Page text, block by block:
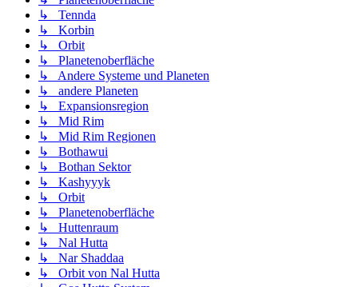
↳ Tennda
↳ Korbin
↳ Orbit
↳ Planetenoberfläche
↳ Andere Systeme und Planeten
↳ andere Planeten
↳ Expansionsregion
↳ Mid Rim
↳ Mid Rim Regionen
↳ Bothawui
↳ Bothan Sektor
↳ Kashyyyk
↳ Orbit
↳ Planetenoberfläche
↳ Huttenraum
↳ Nal Hutta
↳ Nar Shaddaa
↳ Orbit von Nal Hutta